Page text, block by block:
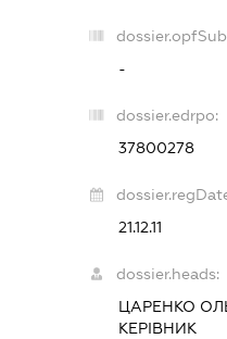
-
dossier.edrpo:
37800278
21.12.11
dossier.heads:
ЦАРЕНКО
КЕРІВНИК